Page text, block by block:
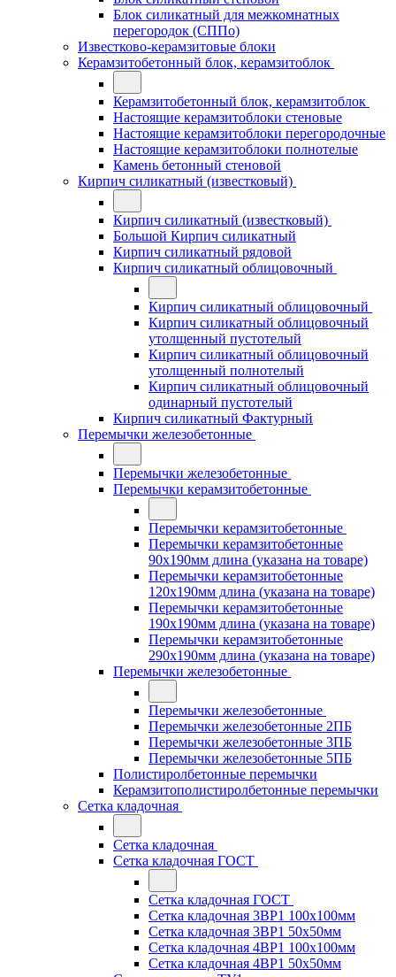
Блок силикатный для межкомнатных
перегородок (СППо)
Известково-керамзитовые блоки
Керамзитобетонный блок, керамзитоблок
Керамзитобетонный блок, керамзитоблок
Настоящие керамзитоблоки стеновые
Настоящие керамзитоблоки перегородочные
Настоящие керамзитоблоки полнотелые
Камень бетонный стеновой
Кирпич силикатный (известковый)
Кирпич силикатный (известковый)
Большой Кирпич силикатный
Кирпич силикатный рядовой
Кирпич силикатный облицовочный
Кирпич силикатный облицовочный
Кирпич силикатный облицовочный
утолщенный пустотелый
Кирпич силикатный облицовочный
утолщенный полнотелый
Кирпич силикатный облицовочный
одинарный пустотелый
Кирпич силикатный Фактурный
Перемычки железобетонные
Перемычки железобетонные
Перемычки керамзитобетонные
Перемычки керамзитобетонные
Перемычки керамзитобетонные
90x190мм длина (указана на товаре)
Перемычки керамзитобетонные
120x190мм длина (указана на товаре)
Перемычки керамзитобетонные
190x190мм длина (указана на товаре)
Перемычки керамзитобетонные
290x190мм длина (указана на товаре)
Перемычки железобетонные
Перемычки железобетонные
Перемычки железобетонные 2ПБ
Перемычки железобетонные 3ПБ
Перемычки железобетонные 5ПБ
Полистиролбетонные перемычки
Керамзитополистиролбетонные перемычки
Сетка кладочная
Сетка кладочная
Сетка кладочная ГОСТ
Сетка кладочная ГОСТ
Сетка кладочная 3ВР1 100x100мм
Сетка кладочная 3ВР1 50x50мм
Сетка кладочная 4ВР1 100x100мм
Сетка кладочная 4ВР1 50x50мм